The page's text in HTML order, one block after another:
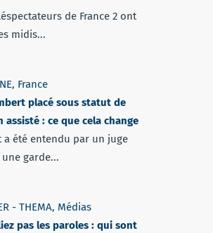
de France 2 ont
midis...
, France
placé sous statut de
assisté : ce que cela change
a été entendu par un juge
garde...
- THEMA, Médias
pas les paroles : qui sont